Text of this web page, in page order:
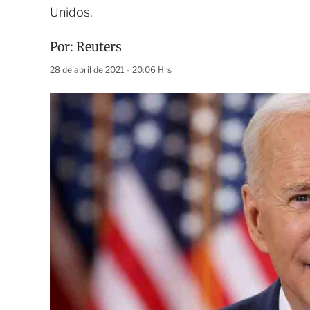
Unidos.
Por: Reuters
28 de abril de 2021 - 20:06 Hrs